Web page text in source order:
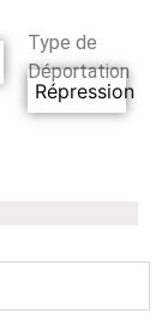
Type de
Déportation
Répression